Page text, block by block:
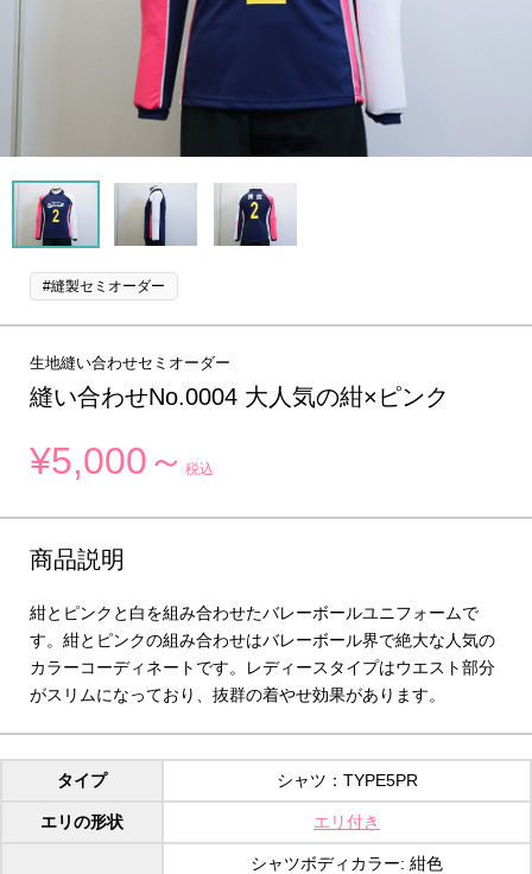
#縫製セミオーダー
生地縫い合わせセミオーダー
縫い合わせNo.0004 大人気の紺×ピンク
¥5,000～税込
商品説明
紺とピンクと白を組み合わせたバレーボールユニフォームで
す。紺とピンクの組み合わせはバレーボール界で絶大な人気の
カラーコーディネートです。レディースタイプはウエスト部分
がスリムになっており、抜群の着やせ効果があります。
タイプ シャツ：TYPE5PR
エリの形状 エリ付き
シャツボディカラー: 紺色